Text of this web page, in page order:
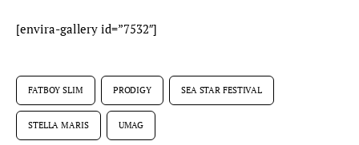
[envira-gallery id=”7532″]
FATBOY SLIM PRODIGY SEA STAR FESTIVAL
STELLA MARIS UMAG